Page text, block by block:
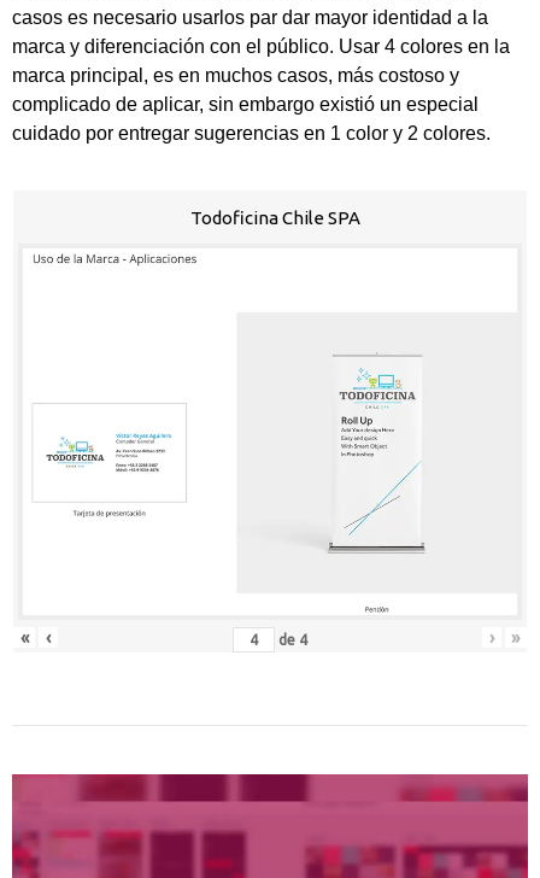
casos es necesario usarlos par dar mayor identidad a la
marca y diferenciación con el público. Usar 4 colores en la
marca principal, es en muchos casos, más costoso y
complicado de aplicar, sin embargo existió un especial
cuidado por entregar sugerencias en 1 color y 2 colores.
Todoficina Chile SPA
« ‹ de 4 › »